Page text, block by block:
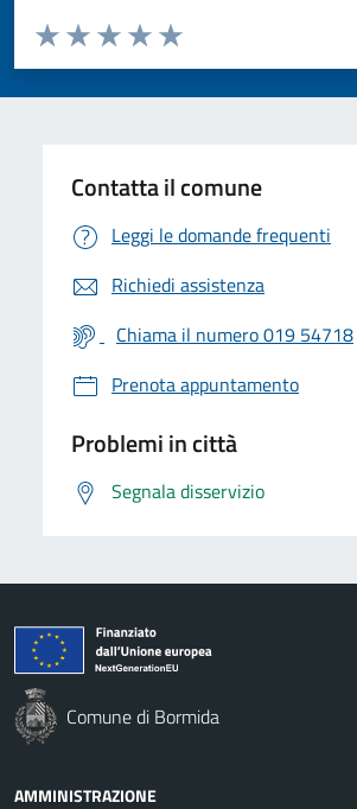
Valuta da 1 a 5 stelle la pagina
Valuta 5 stelle su 5
Valuta 4 stelle su 5
Valuta 3 stelle su 5
Valuta 2 stelle su 5
Valuta 1 stelle su 5
Contatta il comune
Leggi le domande frequenti
Richiedi assistenza
Chiama il numero 019 54718
Prenota appuntamento
Problemi in città
Segnala disservizio
Comune di Bormida
AMMINISTRAZIONE